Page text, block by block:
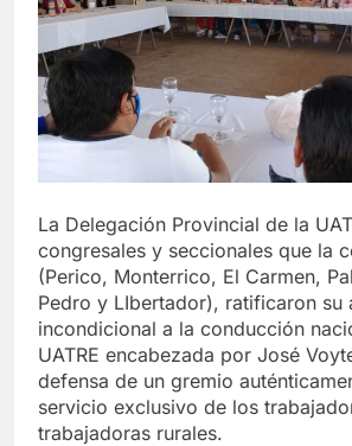
La Delegación Provincial de la
congresales y seccionales que la
(Perico, Monterrico, El Carmen,
Pedro y LIbertador), ratificaron su
incondicional a la conducción
UATRE encabezada por José
defensa de un gremio
servicio exclusivo de los
trabajadoras rurales.